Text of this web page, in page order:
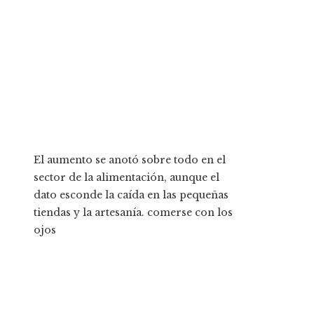
El aumento se anotó sobre todo en el
sector de la alimentación, aunque el
dato esconde la caída en las pequeñas
tiendas y la artesanía. comerse con los
ojos